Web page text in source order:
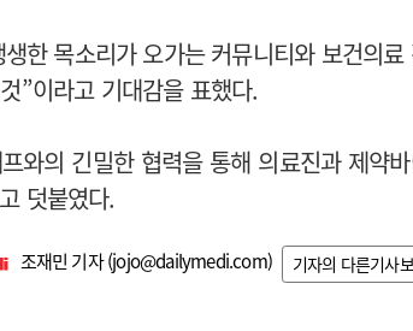
한 목소리가 오가는 커뮤니티와 보건의료
”이라고 기대감을 표했다.
와의 긴밀한 협력을 통해 의료진과 제약
덧붙였다.
조재민 기자 (jojo@dailymedi.com) 기자의 다른기사